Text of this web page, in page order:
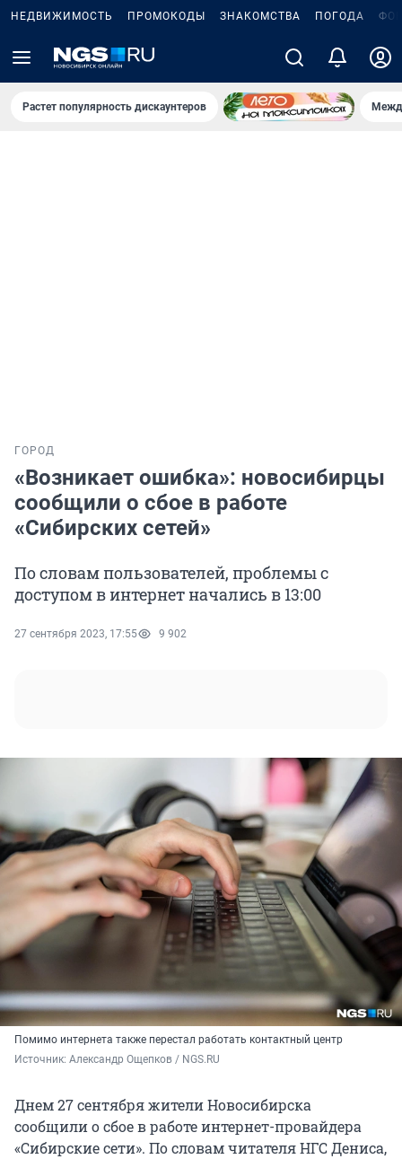
НЕДВИЖИМОСТЬ ПРОМОКОДЫ ЗНАКОМСТВА ПОГОДА
Растет популярность дискаунтеров
ГОРОД
«Возникает ошибка»: новосибирцы
сообщили о сбое в работе
«Сибирских сетей»
По словам пользователей, проблемы с
доступом в интернет начались в 13:00
27 сентября 2023, 17:55 9 902
Помимо интернета также перестал работать контактный центр
Источник: Александр Ощепков / NGS.RU
Днем 27 сентября жители Новосибирска
сообщили о сбое в работе интернет-провайдера
«Сибирские сети». По словам читателя НГС Дениса,